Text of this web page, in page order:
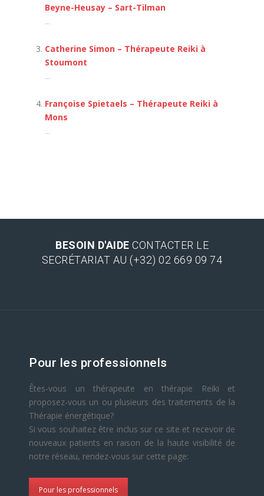
Beyne-Heusay – Sart-Tilman
...
Catherine Simon – Thérapeute Reiki à
Stoumont
...
Françoise Spietaels – Thérapeute Reiki à
Mons
...
BESOIN D'AIDE CONTACTER LE
SECRÉTARIAT AU (+32) 02 669 09 74
Pour les professionnels
Êtes-vous un thérapeute en thérapie Reiki et
proposez-vous un ou plusieurs des traitements de la
Thérapie énergétique?
Si vous souhaitez être inclus sur ce site et recevoir de
nouveaux patients en raison de la haute visibilité de
notre réseau, rendez-vous sur cette page:
Pour les professionnels